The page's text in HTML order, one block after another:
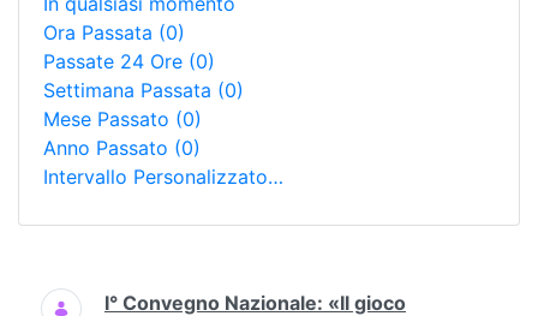
Ora Passata (0)
Passate 24 Ore (0)
Settimana Passata (0)
Mese Passato (0)
Anno Passato (0)
Intervallo Personalizzato…
Ricerca
I° Convegno Nazionale: «Il gioco